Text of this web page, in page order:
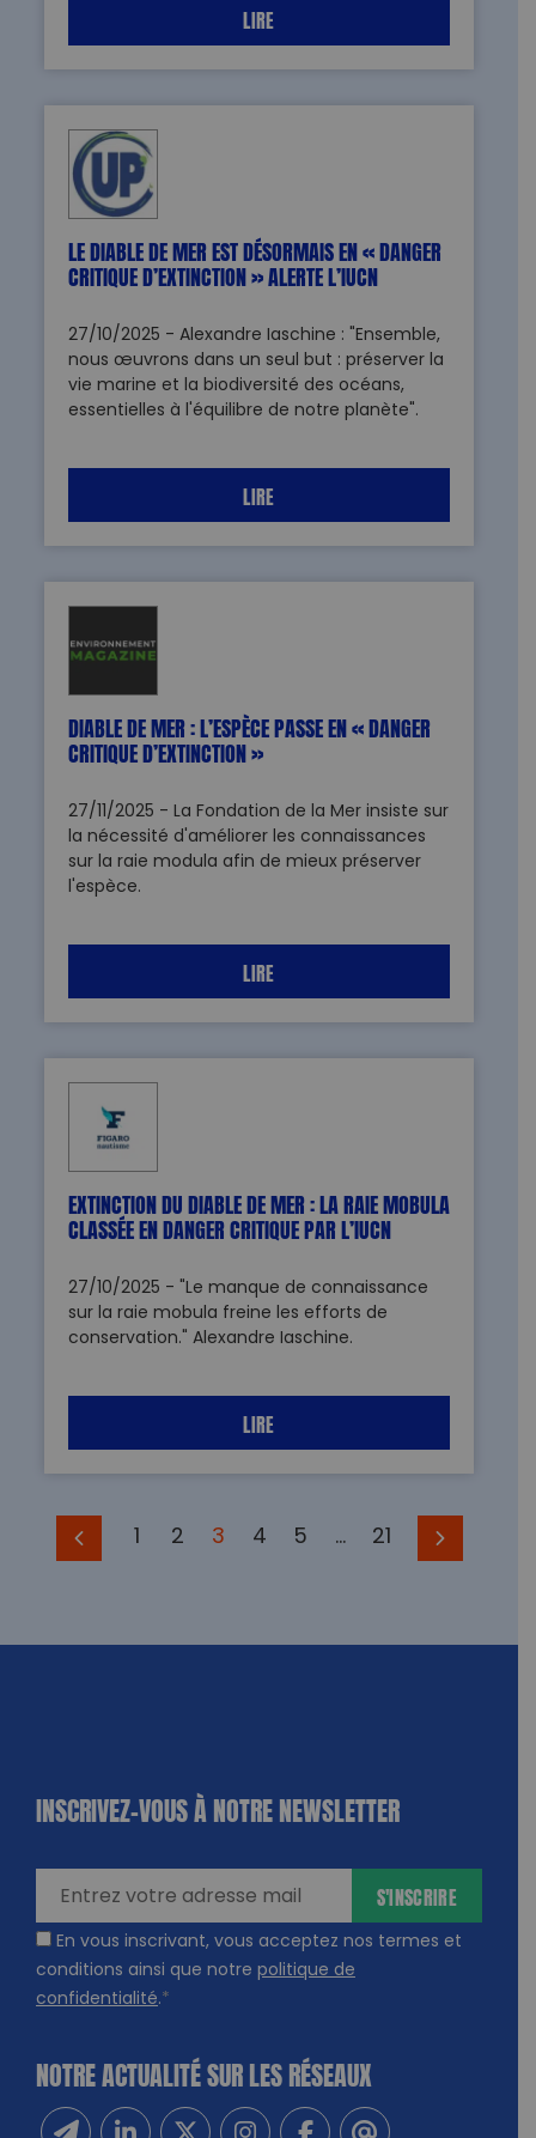
LIRE
LE DIABLE DE MER EST DÉSORMAIS EN « DANGER
CRITIQUE D’EXTINCTION » ALERTE L’IUCN
27/10/2025 - Alexandre Iaschine : "Ensemble,
nous œuvrons dans un seul but : préserver la
vie marine et la biodiversité des océans,
essentielles à l'équilibre de notre planète".
LIRE
DIABLE DE MER : L’ESPÈCE PASSE EN « DANGER
CRITIQUE D’EXTINCTION »
27/11/2025 - La Fondation de la Mer insiste sur
la nécessité d'améliorer les connaissances
sur la raie modula afin de mieux préserver
l'espèce.
LIRE
EXTINCTION DU DIABLE DE MER : LA RAIE MOBULA
CLASSÉE EN DANGER CRITIQUE PAR L’IUCN
27/10/2025 - "Le manque de connaissance
sur la raie mobula freine les efforts de
conservation." Alexandre Iaschine.
LIRE
1
2 3 4 5 … 21
Suivante
INSCRIVEZ-VOUS À NOTRE NEWSLETTER
En vous inscrivant, vous acceptez nos termes et
conditions ainsi que notre politique de
confidentialité.*
S'INSCRIRE
NOTRE ACTUALITÉ SUR LES RÉSEAUX